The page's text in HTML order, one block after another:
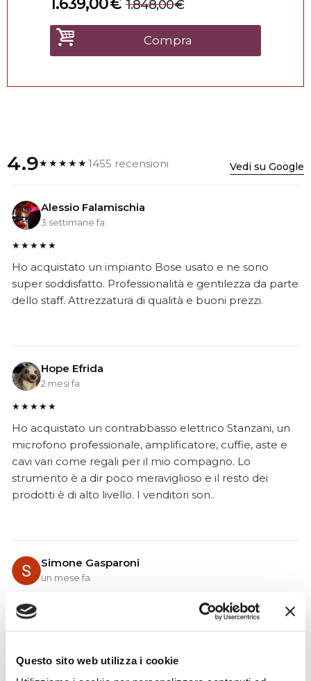
Questo sito web utilizza i cookie
€
1.639,00 €
1.848,00
Compra
4.9★★★★★1455 recensioni Vedi su Google
Alessio Falamischia
3 settimane fa
★★★★★
Ho acquistato un impianto Bose usato e ne sono
super soddisfatto. Professionalità e gentilezza da parte
dello staff. Attrezzatura di qualità e buoni prezzi.
Hope Efrida
2 mesi fa
★★★★★
Ho acquistato un contrabbasso elettrico Stanzani, un
microfono professionale, amplificatore, cuffie, aste e
cavi vari come regali per il mio compagno. Lo
strumento è a dir poco meraviglioso e il resto dei
prodotti è di alto livello. I venditori son..
Simone Gasparoni
un mese fa
Ottima esperienza d’acquisto. Comunicazione
effettivamente disponibili come indicato sul sito, senza